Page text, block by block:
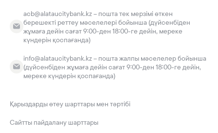
acb@alataucitybank.kz – пошта тек мерзімі өткен
берешекті реттеу мәселелері бойынша (дүйсенбіден
жұмаға дейін сағат 9:00-ден 18:00-ге дейін, мереке
күндерін қоспағанда)
info@alataucitybank.kz – пошта жалпы мәселелер бойынша
(дүйсенбіден жұмаға дейін сағат 9:00-ден 18:00-ге дейін,
мереке күндерін қоспағанда)
Қарыздарды өтеу шарттары мен тәртібі
Сайтты пайдалану шарттары